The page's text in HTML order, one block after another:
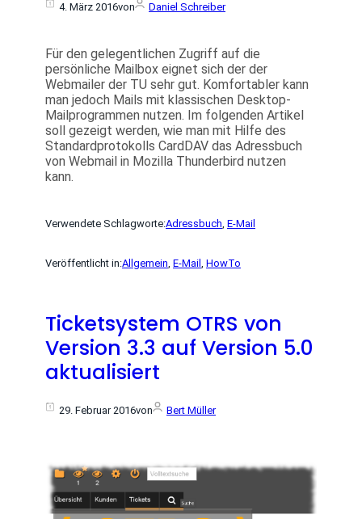
4. März 2016von Daniel Schreiber
Für den gelegentlichen Zugriff auf die
persönliche Mailbox eignet sich der der
Webmailer der TU sehr gut. Komfortabler kann
man jedoch Mails mit klassischen Desktop-
Mailprogrammen nutzen. Im folgenden Artikel
soll gezeigt werden, wie man mit Hilfe des
Standardprotokolls CardDAV das Adressbuch
von Webmail in Mozilla Thunderbird nutzen
kann.
Verwendete Schlagworte:Adressbuch, E-Mail
Veröffentlicht in:Allgemein, E-Mail , HowTo
Ticketsystem OTRS von
Version 3.3 auf Version 5.0
aktualisiert
29. Februar 2016von Bert Müller